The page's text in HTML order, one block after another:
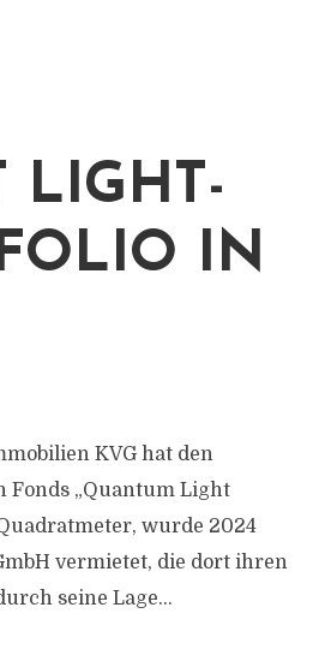
LIGHT-
IN
KVG hat den
Fonds „Quantum Light
wurde 2024
vermietet, die dort ihren
seine Lage...